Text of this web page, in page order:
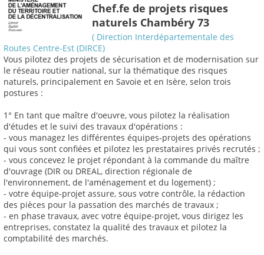
Chef.fe de projets risques
naturels Chambéry 73
( Direction Interdépartementale des
Routes Centre-Est (DIRCE)
Vous pilotez des projets de sécurisation et de modernisation sur
le réseau routier national, sur la thématique des risques
naturels, principalement en Savoie et en Isère, selon trois
postures :
1° En tant que maître d'oeuvre, vous pilotez la réalisation
d'études et le suivi des travaux d'opérations :
- vous managez les différentes équipes-projets des opérations
qui vous sont confiées et pilotez les prestataires privés recrutés ;
- vous concevez le projet répondant à la commande du maître
d'ouvrage (DIR ou DREAL, direction régionale de
l'environnement, de l'aménagement et du logement) ;
- votre équipe-projet assure, sous votre contrôle, la rédaction
des pièces pour la passation des marchés de travaux ;
- en phase travaux, avec votre équipe-projet, vous dirigez les
entreprises, constatez la qualité des travaux et pilotez la
comptabilité des marchés.